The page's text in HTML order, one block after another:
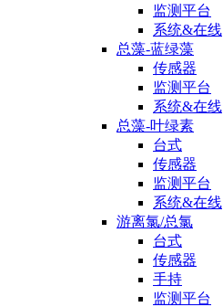
监测平台
系统&在线
总藻-蓝绿藻
传感器
监测平台
系统&在线
总藻-叶绿素
台式
传感器
监测平台
系统&在线
游离氯/总氯
台式
传感器
手持
监测平台